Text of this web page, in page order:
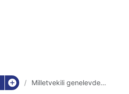
Milletvekili genelevde